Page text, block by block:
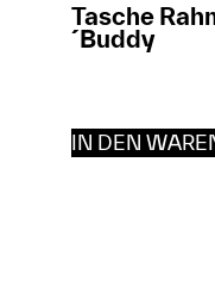
Tasche
´Buddy
IN DEN